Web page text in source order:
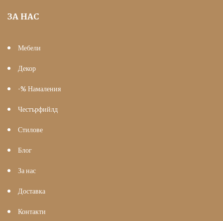
ЗА НАС
Мебели
Декор
-% Намаления
Честърфийлд
Стилове
Блог
За нас
Доставка
Контакти